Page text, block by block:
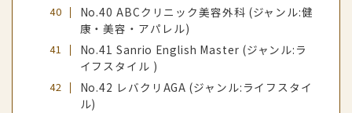
No.40 ABCクリニック美容外科 (ジャンル:健
康・美容・アパレル)
No.41 Sanrio English Master (ジャンル:ラ
イフスタイル )
No.42 レバクリAGA (ジャンル:ライフスタイ
ル)